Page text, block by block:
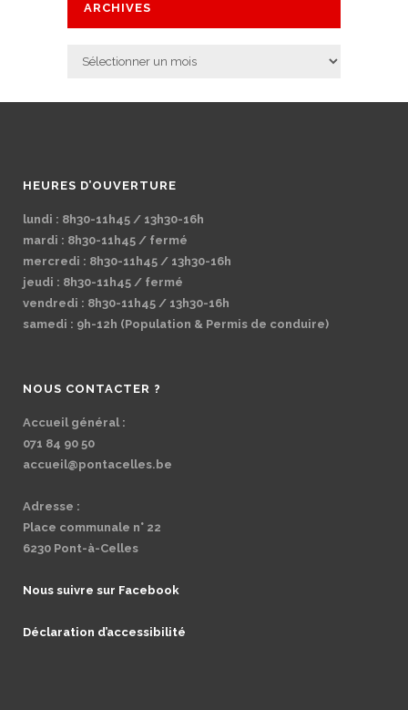
ARCHIVES
Archives
HEURES D’OUVERTURE
lundi : 8h30-11h45 / 13h30-16h
mardi : 8h30-11h45 / fermé
mercredi : 8h30-11h45 / 13h30-16h
jeudi : 8h30-11h45 / fermé
vendredi : 8h30-11h45 / 13h30-16h
samedi : 9h-12h (Population & Permis de conduire)
NOUS CONTACTER ?
Accueil général :
071 84 90 50
accueil@pontacelles.be
Adresse :
Place communale n° 22
6230 Pont-à-Celles
Nous suivre sur Facebook
Déclaration d’accessibilité